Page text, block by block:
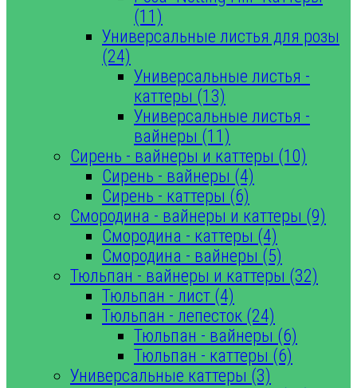
(11)
Универсальные листья для розы
(24)
Универсальные листья -
каттеры (13)
Универсальные листья -
вайнеры (11)
Сирень - вайнеры и каттеры (10)
Сирень - вайнеры (4)
Сирень - каттеры (6)
Смородина - вайнеры и каттеры (9)
Смородина - каттеры (4)
Смородина - вайнеры (5)
Тюльпан - вайнеры и каттеры (32)
Тюльпан - лист (4)
Тюльпан - лепесток (24)
Тюльпан - вайнеры (6)
Тюльпан - каттеры (6)
Универсальные каттеры (3)